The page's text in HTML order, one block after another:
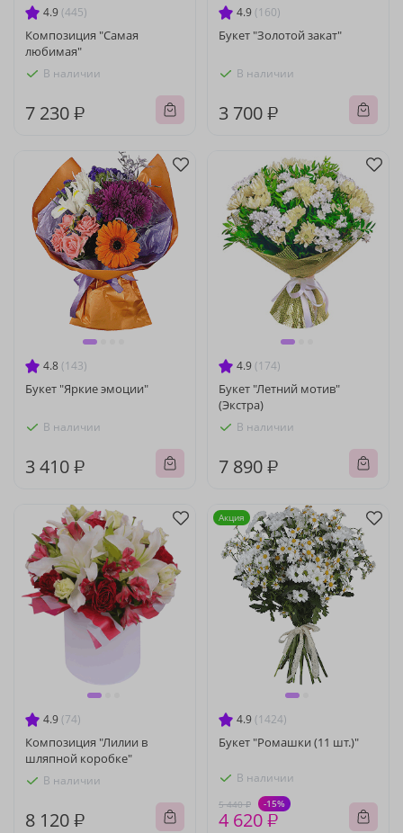
4.9 (445)
Композиция "Самая
любимая"
В наличии
7 230 ₽
4.9 (160)
Букет "Золотой закат"
В наличии
3 700 ₽
4.8 (143)
Букет "Яркие эмоции"
В наличии
3 410 ₽
4.9 (174)
Букет "Летний мотив"
(Экстра)
В наличии
7 890 ₽
4.9 (74)
Композиция "Лилии в
шляпной коробке"
В наличии
8 120 ₽
4.9 (1424)
Букет "Ромашки (11 шт.)"
В наличии
5 440 ₽ -15%
4 620 ₽
Акция